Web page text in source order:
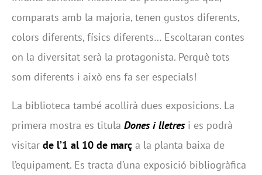
comparats amb la majoria, tenen gustos diferents,
colors diferents, físics diferents… Escoltaran contes
on la diversitat serà la protagonista. Perquè tots
som diferents i això ens fa ser especials!
La biblioteca també acollirà dues exposicions. La
primera mostra es titula Dones i lletres i es podrà
visitar de l’1 al 10 de març a la planta baixa de
l’equipament. Es tracta d’una exposició bibliogràfica